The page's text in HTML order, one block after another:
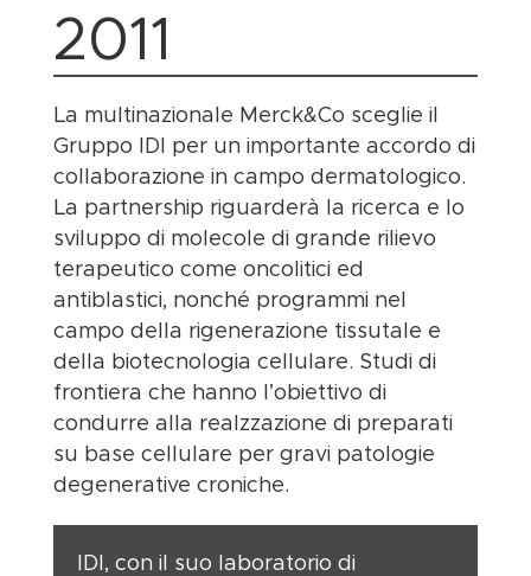
2011
La multinazionale Merck&Co sceglie il
Gruppo IDI per un importante accordo di
collaborazione in campo dermatologico.
La partnership riguarderà la ricerca e lo
sviluppo di molecole di grande rilievo
terapeutico come oncolitici ed
antiblastici, nonché programmi nel
campo della rigenerazione tissutale e
della biotecnologia cellulare. Studi di
frontiera che hanno l’obiettivo di
condurre alla realzzazione di preparati
su base cellulare per gravi patologie
degenerative croniche.
IDI, con il suo laboratorio di